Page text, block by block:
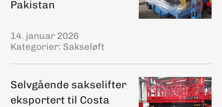
Pakistan
14. januar 2026
Kategorier: Sakseløft
Selvgående sakselifter
eksportert til Costa